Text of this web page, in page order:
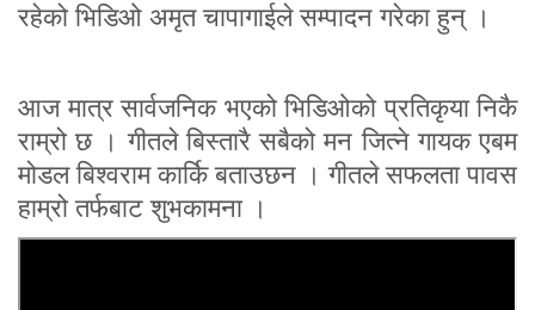
रहेको भिडिओ अमृत चापागाईले सम्पादन गरेका हुन् ।
आज मात्र सार्वजनिक भएको भिडिओको प्रतिकृया निकै
राम्रो छ । गीतले बिस्तारै सबैको मन जित्ने गायक एबम
मोडल बिश्वराम कार्कि बताउछन । गीतले सफलता पावस
हाम्रो तर्फबाट शुभकामना ।